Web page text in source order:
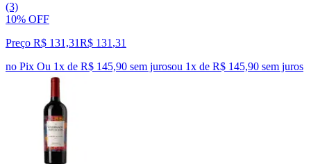
(3)
10% OFF
Preço R$ 131,31R$ 131 ,31
no Pix Ou 1x de R$ 145,90 sem jurosou 1x de R$ 145,90 sem juros